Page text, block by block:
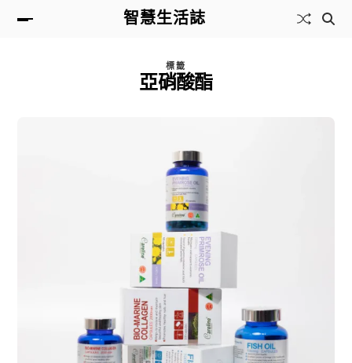
智慧生活誌
標籤
亞硝酸酯